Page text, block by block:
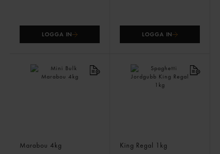
LOGGA IN LOGGA IN
Marabou 4kg King Regal 1kg